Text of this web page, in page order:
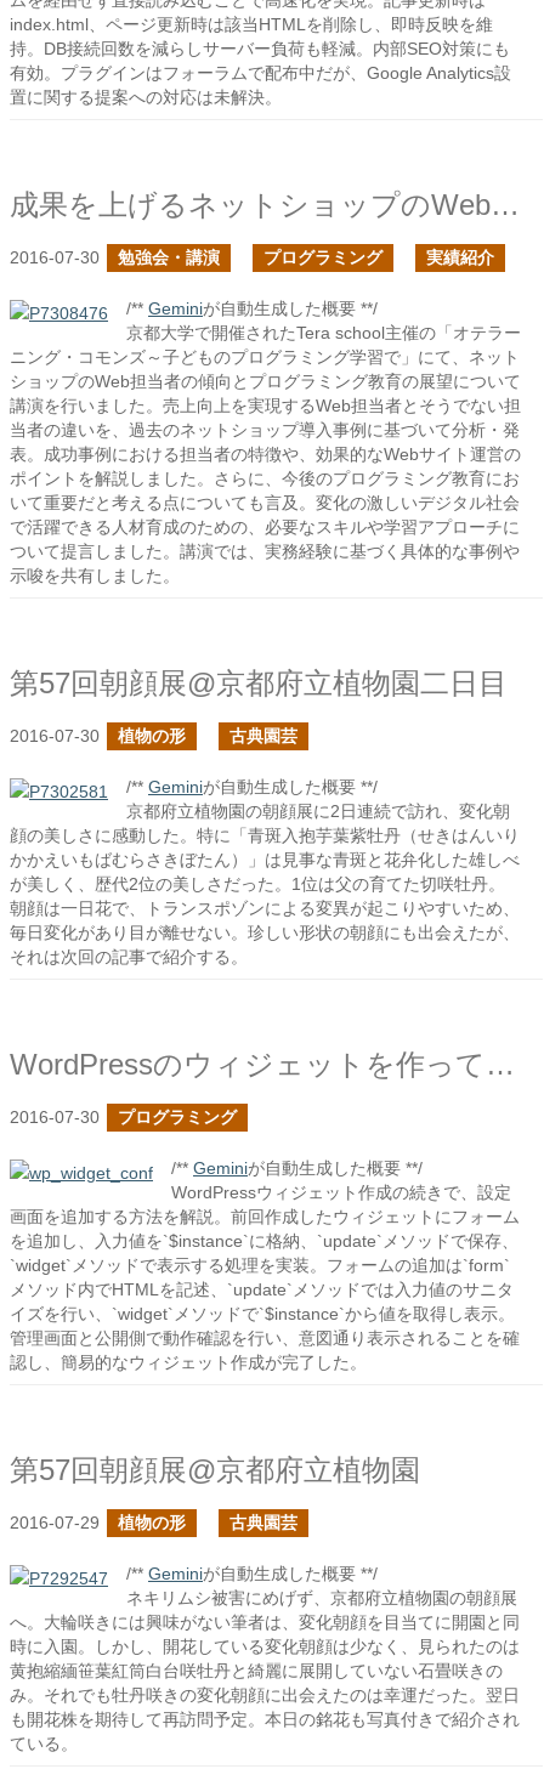
index.html、ページ更新時は該当HTMLを削除し、即時反映を維
持。DB接続回数を減らしサーバー負荷も軽減。内部SEO対策にも
有効。プラグインはフォーラムで配布中だが、Google Analytics設
置に関する提案への対応は未解決。
成果を上げるネットショップのWeb担当者の傾向と今後のプログラミング教育で思うことについてお話をさせていただきました
2016-07-30 勉強会・講演 プログラミング 実績紹介
/** Geminiが自動生成した概要 **/
京都大学で開催されたTera school主催の「オテラー
ニング・コモンズ～子どものプログラミング学習で」にて、ネット
ショップのWeb担当者の傾向とプログラミング教育の展望について
講演を行いました。売上向上を実現するWeb担当者とそうでない担
当者の違いを、過去のネットショップ導入事例に基づいて分析・発
表。成功事例における担当者の特徴や、効果的なWebサイト運営の
ポイントを解説しました。さらに、今後のプログラミング教育にお
いて重要だと考える点についても言及。変化の激しいデジタル社会
で活躍できる人材育成のための、必要なスキルや学習アプローチに
ついて提言しました。講演では、実務経験に基づく具体的な事例や
示唆を共有しました。
第57回朝顔展@京都府立植物園二日目
2016-07-30 植物の形 古典園芸
/** Geminiが自動生成した概要 **/
京都府立植物園の朝顔展に2日連続で訪れ、変化朝
顔の美しさに感動した。特に「青斑入抱芋葉紫牡丹（せきはんいり
かかえいもばむらさきぼたん）」は見事な青斑と花弁化した雄しべ
が美しく、歴代2位の美しさだった。1位は父の育てた切咲牡丹。
朝顔は一日花で、トランスポゾンによる変異が起こりやすいため、
毎日変化があり目が離せない。珍しい形状の朝顔にも出会えたが、
それは次回の記事で紹介する。
WordPressのウィジェットを作ってみた２
2016-07-30 プログラミング
/** Geminiが自動生成した概要 **/
WordPressウィジェット作成の続きで、設定
画面を追加する方法を解説。前回作成したウィジェットにフォーム
を追加し、入力値を`$instance`に格納、`update`メソッドで保存、
`widget`メソッドで表示する処理を実装。フォームの追加は`form`
メソッド内でHTMLを記述、`update`メソッドでは入力値のサニタ
イズを行い、`widget`メソッドで`$instance`から値を取得し表示。
管理画面と公開側で動作確認を行い、意図通り表示されることを確
認し、簡易的なウィジェット作成が完了した。
第57回朝顔展@京都府立植物園
2016-07-29 植物の形 古典園芸
/** Geminiが自動生成した概要 **/
ネキリムシ被害にめげず、京都府立植物園の朝顔展
へ。大輪咲きには興味がない筆者は、変化朝顔を目当てに開園と同
時に入園。しかし、開花している変化朝顔は少なく、見られたのは
黄抱縮緬笹葉紅筒白台咲牡丹と綺麗に展開していない石畳咲きの
み。それでも牡丹咲きの変化朝顔に出会えたのは幸運だった。翌日
も開花株を期待して再訪問予定。本日の銘花も写真付きで紹介され
ている。